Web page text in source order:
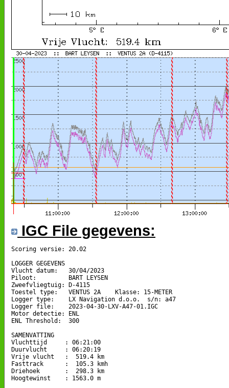
IGC File gegevens:
Scoring versie: 20.02
LOGGER GEGEVENS
Vlucht datum:   30/04/2023
Piloot:         BART LEYSEN
Zweefvliegtuig: D-4115
Toestel type:   VENTUS 2A    Klasse: 15-METER
Logger type:    LX Navigation d.o.o.  s/n: a47
Logger file:    2023-04-30-LXV-A47-01.IGC
Motor detectie: ENL
ENL Threshold:  300
SAMENVATTING
Vluchttijd     : 06:21:00
Duurvlucht     : 06:20:19
Vrije vlucht   :  519.4 km
Fasttrack      :  105.3 kmh
Driehoek       :  298.3 km
Hoogtewinst    : 1563.0 m